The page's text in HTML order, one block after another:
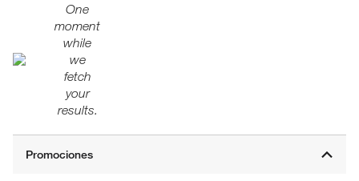
One
moment
while
we
fetch
your
results.